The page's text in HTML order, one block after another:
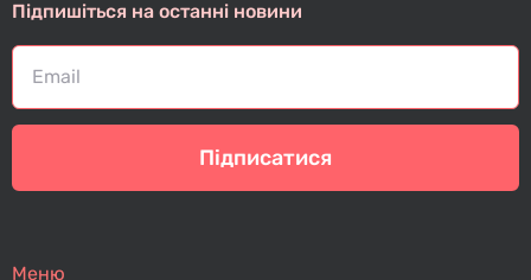
Підпишіться на останні новини
Підписатися
Меню